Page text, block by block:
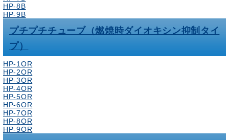
HP-8B
HP-9B
プチプチチューブ（燃焼時ダイオキシン抑制タイ
プ）
HP-1OR
HP-2OR
HP-3OR
HP-4OR
HP-5OR
HP-6OR
HP-7OR
HP-8OR
HP-9OR